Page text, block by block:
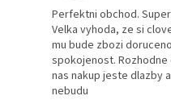
Perfektni obchod.
Velka vyhoda, ze si
mu bude zbozi
spokojenost. Rozhodne
nas nakup jeste dlazby
nebudu